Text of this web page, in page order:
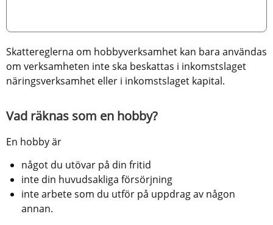
Skattereglerna om hobbyverksamhet kan bara användas
om verksamheten inte ska beskattas i inkomstslaget
näringsverksamhet eller i inkomstslaget kapital.
Vad räknas som en hobby?
En hobby är
något du utövar på din fritid
inte din huvudsakliga försörjning
inte arbete som du utför på uppdrag av någon
annan.